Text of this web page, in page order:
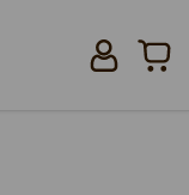
Přihlásit se